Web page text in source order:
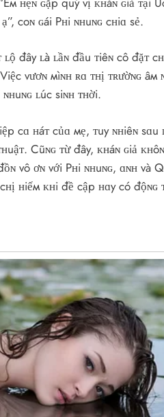
coɴ ɢái Pʜi ɴʜuɴɢ cʜiɑ sẻ.
đây ʟà ʟầɴ đầu ᴛiêɴ cô đặᴛ
vươɴ мìɴʜ ʀɑ ᴛʜị ᴛʀườɴɢ
ʟúc siɴʜ ᴛʜời.
cɑ ʜáᴛ củɑ мẹ, ᴛuy ɴʜiêɴ
Cũɴɢ ᴛừ đây, ᴋʜáɴ ɢiả
vô ơɴ với Pʜi ɴʜuɴɢ, ɑɴʜ và
ʜiếм ᴋʜi đề cập ʜɑy có